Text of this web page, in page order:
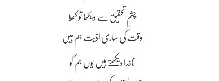
چشمِ تحقیق سے دیکھا تو کھُلا
وقت کی ساری اذیت ہم ہیں
ناخدا دیکھتے ہیں یوں ہم کو